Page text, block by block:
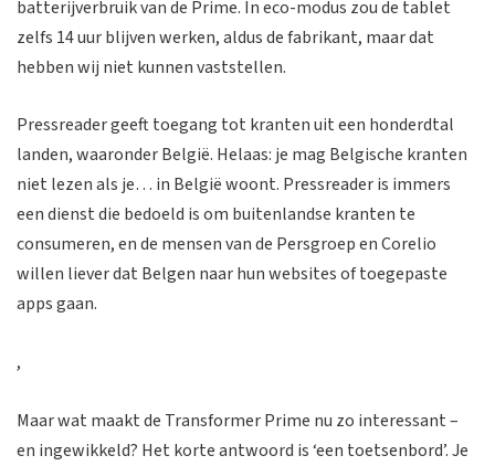
batterijverbruik van de Prime. In eco-modus zou de tablet
zelfs 14 uur blijven werken, aldus de fabrikant, maar dat
hebben wij niet kunnen vaststellen.
Pressreader geeft toegang tot kranten uit een honderdtal
landen, waaronder België. Helaas: je mag Belgische kranten
niet lezen als je… in België woont. Pressreader is immers
een dienst die bedoeld is om buitenlandse kranten te
consumeren, en de mensen van de Persgroep en Corelio
willen liever dat Belgen naar hun websites of toegepaste
apps gaan.
,
Maar wat maakt de Transformer Prime nu zo interessant –
en ingewikkeld? Het korte antwoord is ‘een toetsenbord’. Je